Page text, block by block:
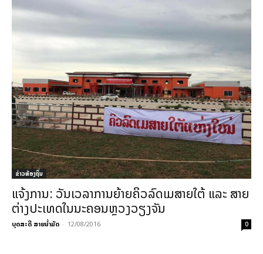
ຂ່າວທ້ອງຖິ່ນ
ແຈ້ງການ: ວັນເວລາການຍ້າຍຄິວລົດເມສາຍໃຕ້ ແລະ ສາຍ
ຕ່າງປະເທດໃນນະຄອນຫຼວງວຽງຈັນ
ບຸດສະດີ ສາຍນ້ຳມັດ - 12/08/2016 0